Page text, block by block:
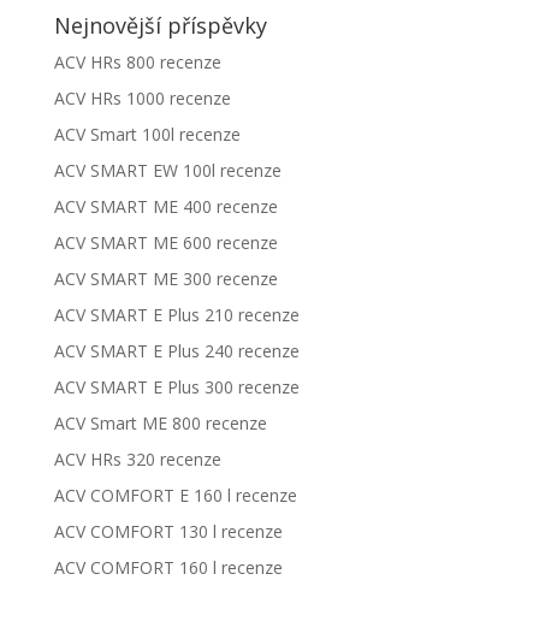
Nejnovější příspěvky
ACV HRs 800 recenze
ACV HRs 1000 recenze
ACV Smart 100l recenze
ACV SMART EW 100l recenze
ACV SMART ME 400 recenze
ACV SMART ME 600 recenze
ACV SMART ME 300 recenze
ACV SMART E Plus 210 recenze
ACV SMART E Plus 240 recenze
ACV SMART E Plus 300 recenze
ACV Smart ME 800 recenze
ACV HRs 320 recenze
ACV COMFORT E 160 l recenze
ACV COMFORT 130 l recenze
ACV COMFORT 160 l recenze